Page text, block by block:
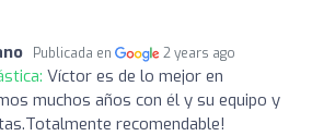
Publicada en 2 years ago
Víctor es de lo mejor en
muchos años con él y su equipo y
recomendable!